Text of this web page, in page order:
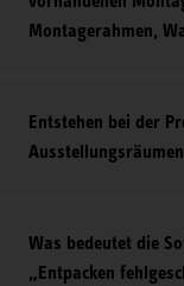
Montagerahmen,
Entstehen bei der
Was bedeutet die
„Entpacken